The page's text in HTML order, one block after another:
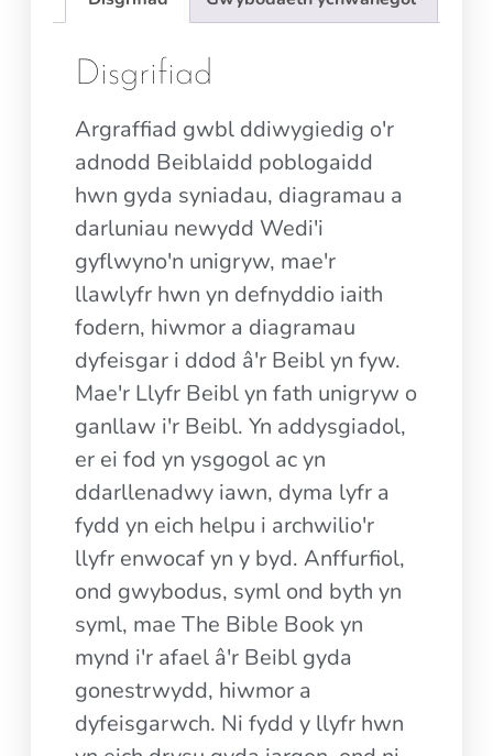
Disgrifiad
Argraffiad gwbl ddiwygiedig o'r
adnodd Beiblaidd poblogaidd
hwn gyda syniadau, diagramau a
darluniau newydd Wedi'i
gyflwyno'n unigryw, mae'r
llawlyfr hwn yn defnyddio iaith
fodern, hiwmor a diagramau
dyfeisgar i ddod â'r Beibl yn fyw.
Mae'r Llyfr Beibl yn fath unigryw o
ganllaw i'r Beibl. Yn addysgiadol,
er ei fod yn ysgogol ac yn
ddarllenadwy iawn, dyma lyfr a
fydd yn eich helpu i archwilio'r
llyfr enwocaf yn y byd. Anffurfiol,
ond gwybodus, syml ond byth yn
syml, mae The Bible Book yn
mynd i'r afael â'r Beibl gyda
gonestrwydd, hiwmor a
dyfeisgarwch. Ni fydd y llyfr hwn